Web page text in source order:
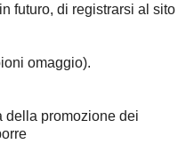
futuro, di registrarsi al sito
omaggio).
della promozione dei